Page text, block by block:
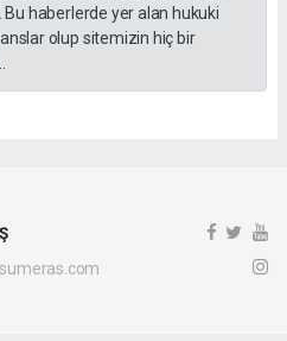
Bu haberlerde yer alan hukuki
olup sitemizin hiç bir